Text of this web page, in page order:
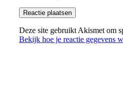
Deze site gebruikt Akismet om
Bekijk hoe je reactie gegevens